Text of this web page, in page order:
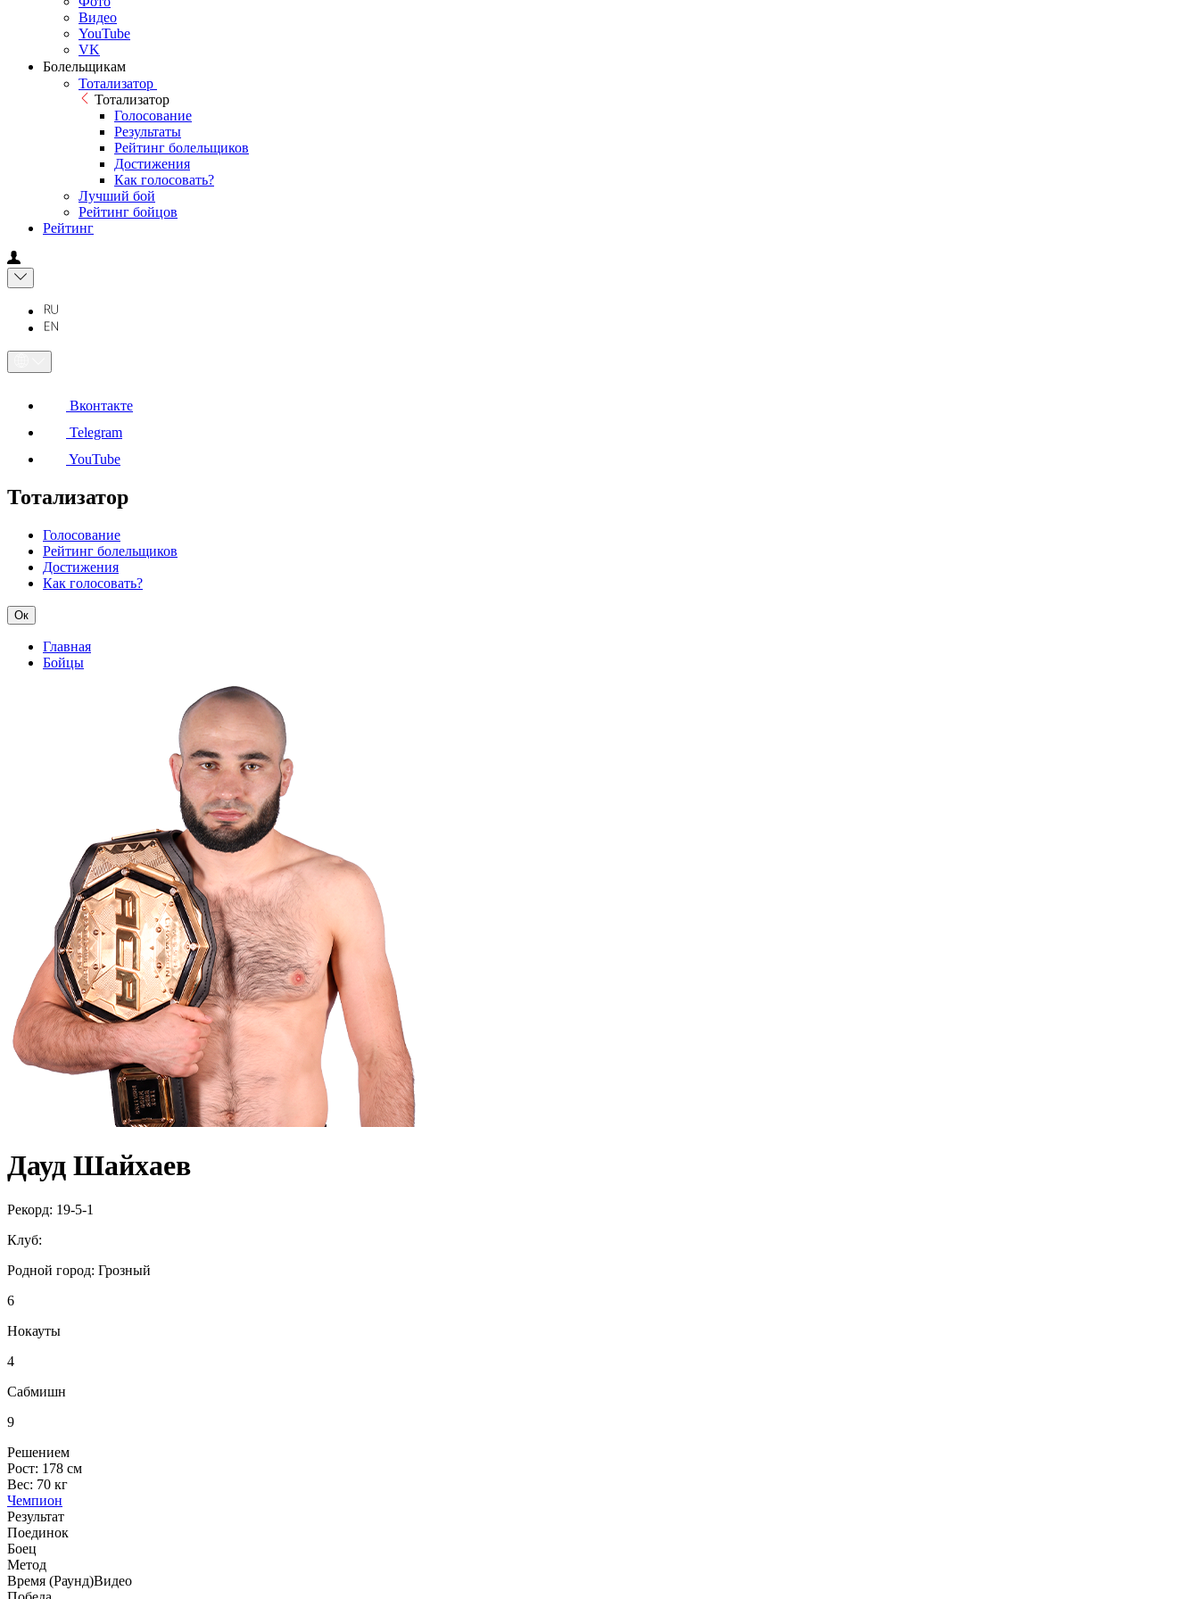
Видео
YouTube
VK
Болельщикам
Тотализатор
Тотализатор
Голосование
Результаты
Рейтинг болельщиков
Достижения
Как голосовать?
Лучший бой
Рейтинг бойцов
Рейтинг
Вконтакте
Telegram
YouTube
Тотализатор
Голосование
Рейтинг болельщиков
Достижения
Как голосовать?
Ок
Главная
Бойцы
Дауд Шайхаев
Рекорд: 19-5-1
Клуб:
Родной город: Грозный
6
Нокауты
4
Сабмишн
9
Решением
Рост: 178 см
Вес: 70 кг
Чемпион
Результат
Поединок
Боец
Метод
Время (Раунд)Видео